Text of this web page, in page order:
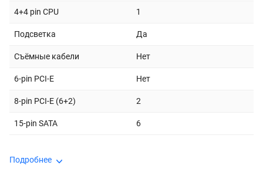
4+4 pin CPU 1
Подсветка Да
Съёмные кабели Нет
6-pin PCI-E Нет
8-pin PCI-E (6+2) 2
15-pin SATA 6
Подробнее